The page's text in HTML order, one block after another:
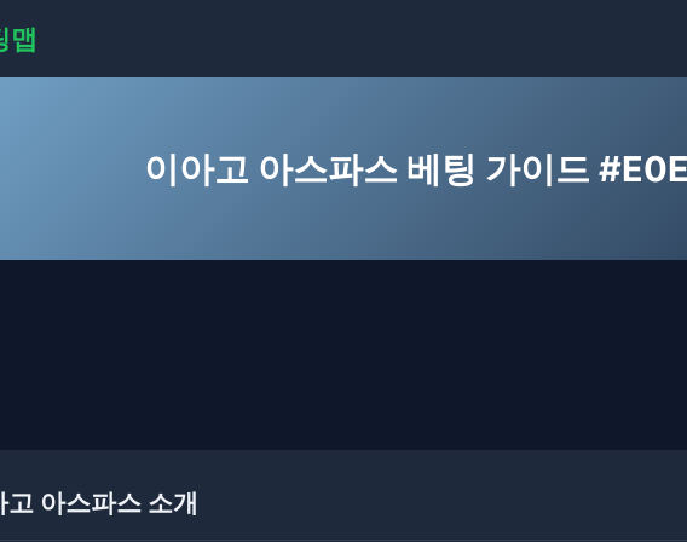
맵
이아고 아스파스 베팅 가이드
고 아스파스 소개